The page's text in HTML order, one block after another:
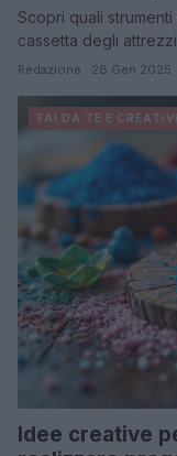
Scopri quali
cassetta degli attrezzi
Redazione · 28 Gen 2025
FAI DA TE E
Idee creative